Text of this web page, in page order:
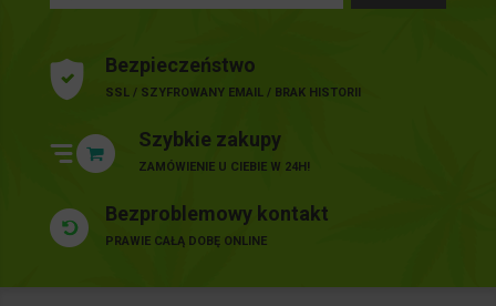
Bezpieczeństwo
SSL / SZYFROWANY EMAIL / BRAK HISTORII
Szybkie zakupy
ZAMÓWIENIE U CIEBIE W 24H!
Bezproblemowy kontakt
PRAWIE CAŁĄ DOBĘ ONLINE